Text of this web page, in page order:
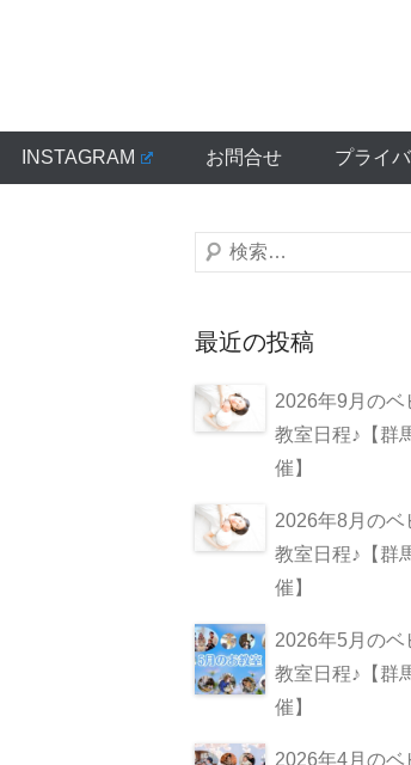
INSTAGRAM お問合せ プライ
検
最近の投稿
2026年9月のベ
教室日程♪【群
催】
2026年8月のベ
教室日程♪【群
催】
2026年5月のベ
教室日程♪【群
催】
2026年4月のベ